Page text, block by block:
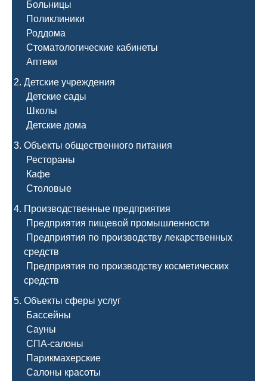
Больницы
Поликлиники
Роддома
Стоматологические кабинеты
Аптеки
Детские учреждения
Детские сады
Школы
Детские дома
Объекты общественного питания
Рестораны
Кафе
Столовые
Производственные предприятия
Предприятия пищевой промышленности
Предприятия по производству лекарственных
средств
Предприятия по производству косметических
средств
Объекты сферы услуг
Бассейны
Сауны
СПА-салоны
Парикмахерские
Салоны красоты